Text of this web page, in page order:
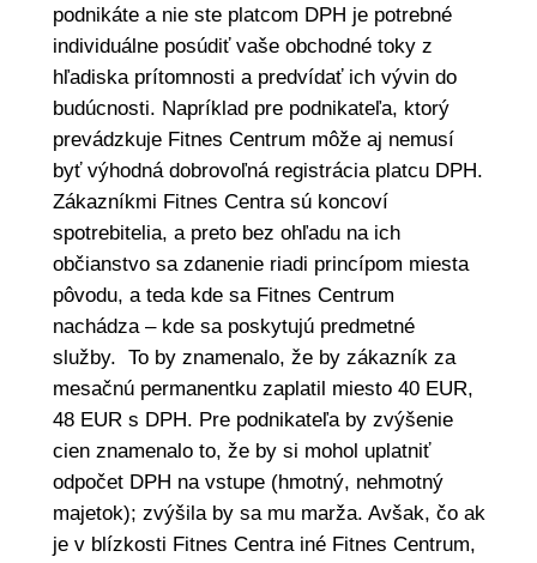
podnikáte a nie ste platcom DPH je potrebné
individuálne posúdiť vaše obchodné toky z
hľadiska prítomnosti a predvídať ich vývin do
budúcnosti. Napríklad pre podnikateľa, ktorý
prevádzkuje Fitnes Centrum môže aj nemusí
byť výhodná dobrovoľná registrácia platcu DPH.
Zákazníkmi Fitnes Centra sú koncoví
spotrebitelia, a preto bez ohľadu na ich
občianstvo sa zdanenie riadi princípom miesta
pôvodu, a teda kde sa Fitnes Centrum
nachádza – kde sa poskytujú predmetné
služby. To by znamenalo, že by zákazník za
mesačnú permanentku zaplatil miesto 40 EUR,
48 EUR s DPH. Pre podnikateľa by zvýšenie
cien znamenalo to, že by si mohol uplatniť
odpočet DPH na vstupe (hmotný, nehmotný
majetok); zvýšila by sa mu marža. Avšak, čo ak
je v blízkosti Fitnes Centra iné Fitnes Centrum,